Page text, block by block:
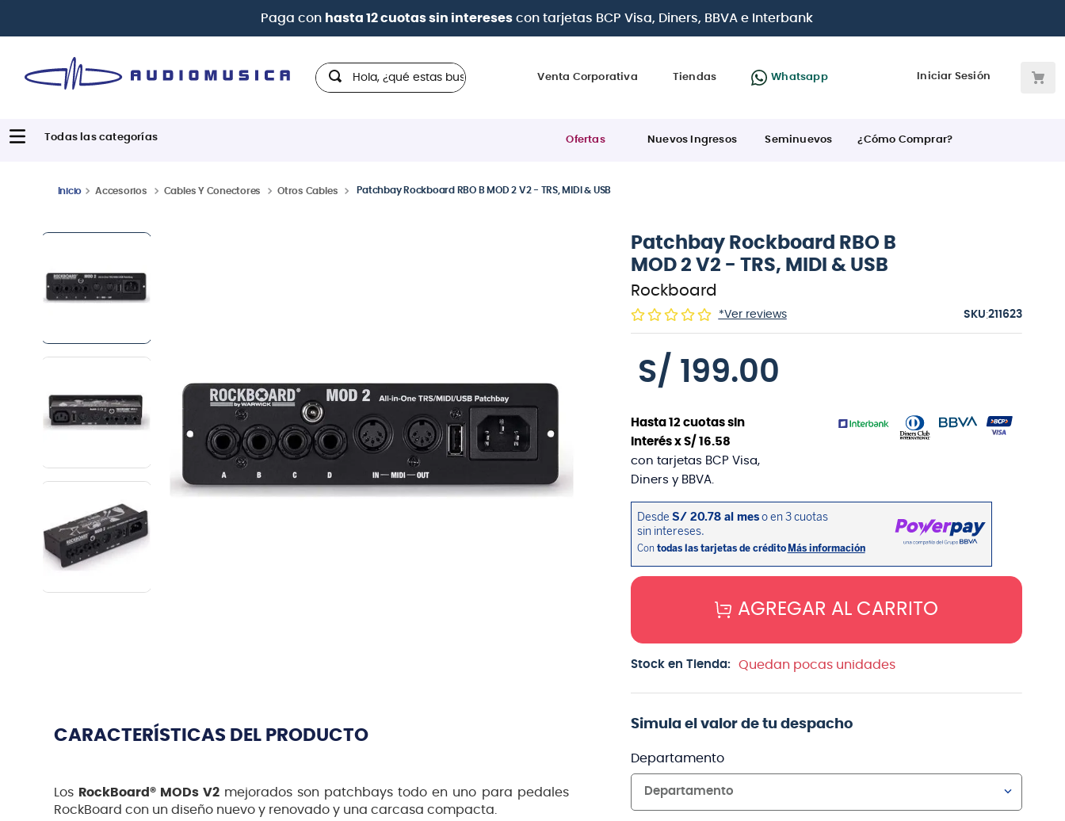
Paga con hasta 12 cuotas sin interesescon tarjetas BCP Visa, Diners, BBVA e Interbank
Hola, ¿qué estas buscando?
Venta Corporativa Tiendas Whatsapp Iniciar Sesión
Ofertas Nuevos Ingresos Seminuevos ¿Cómo Comprar?
Accesorios Cables Y Conectores Otros Cables Patchbay Rockboard RBO B MOD 2 V2 - TRS, MIDI & USB
CARACTERÍSTICAS DEL PRODUCTO
Los RockBoard® MODs V2 mejorados son patchbays todo en uno para pedales
RockBoard con un diseño nuevo y renovado y una carcasa compacta.
Patchbay Rockboard RBO B
MOD 2 V2 - TRS, MIDI & USB
Rockboard
*Ver reviews :211623
S/ 199.00
Hasta 12cuotas sin
interés x S/ 16.58
con tarjetas BCP Visa,
Diners y BBVA.
AGREGAR AL CARRITO
Stock en Tienda: Quedan pocas unidades
Simula el valor de tu despacho
Departamento
Departamento